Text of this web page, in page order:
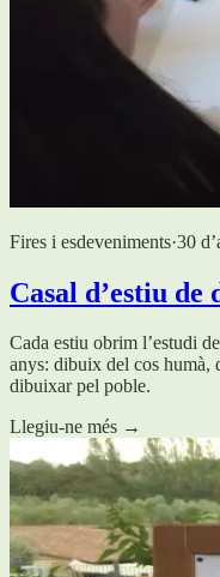
Fires i esdeveniments·30
Casal d’estiu de
Cada estiu obrim l’estudi
anys: dibuix del cos humà,
dibuixar pel poble.
Llegiu-ne més →